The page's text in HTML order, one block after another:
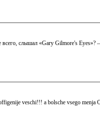
слышал «Gary Gilmore's Eyes»?
veschi!!! a bolsche vsego menja